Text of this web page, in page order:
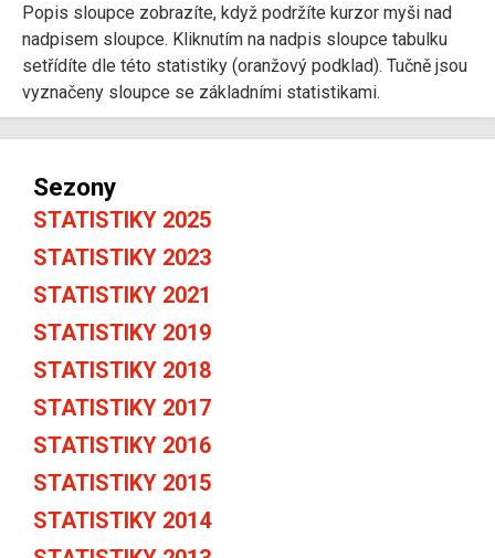
Popis sloupce zobrazíte, když podržíte kurzor myši nad
nadpisem sloupce. Kliknutím na nadpis sloupce tabulku
setřídíte dle této statistiky (oranžový podklad). Tučně jsou
vyznačeny sloupce se základními statistikami.
Sezony
STATISTIKY 2025
STATISTIKY 2023
STATISTIKY 2021
STATISTIKY 2019
STATISTIKY 2018
STATISTIKY 2017
STATISTIKY 2016
STATISTIKY 2015
STATISTIKY 2014